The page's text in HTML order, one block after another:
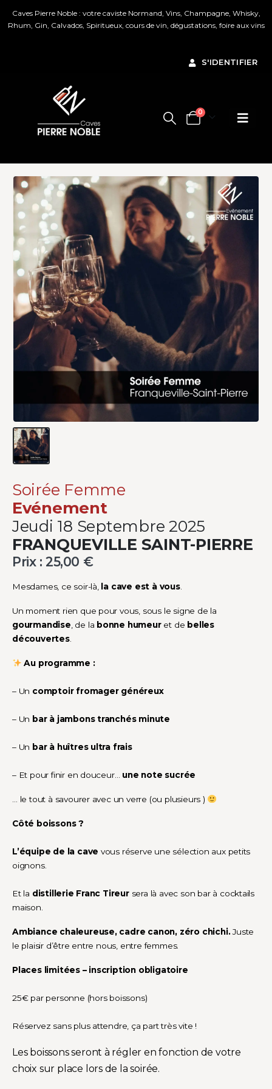
Caves Pierre Noble : votre caviste Normand, Vins, Champagne, Whisky,
Rhum, Gin, Calvados, Spiritueux, cours de vin, dégustations, foire aux vins
S'IDENTIFIER
0
Soirée Femme
Evénement
Jeudi 18 Septembre 2025
FRANQUEVILLE SAINT-PIERRE
Prix :25,00 €
Mesdames, ce soir-là, la cave est à vous.
Un moment rien que pour vous, sous le signe de la
gourmandise , de la bonne humeuret de belles
découvertes.
Au programme :
– Un comptoir fromager généreux
– Un bar à jambons tranchés minute
– Un bar à huîtres ultra frais
– Et pour finir en douceur… une note sucrée
… le tout à savourer avec un verre (ou plusieurs )
Côté boissons ?
L’équipe de la cave vous réserve une sélection aux petits
oignons.
Et la distillerie Franc Tireursera là avec son bar à cocktails
maison.
Ambiance chaleureuse, cadre canon, zéro chichi.Juste
le plaisir d’être entre nous, entre femmes.
Places limitées – inscription obligatoire
25€ par personne (hors boissons)
Réservez sans plus attendre, ça part très vite !
Les boissons seront à régler en fonction de votre
choix sur place lors de la soirée.